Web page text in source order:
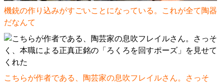
機銃の作り込みがすごいことになっている。これが全て陶器
だなんて
こちらが作者である、陶芸家の息吹フレイルさん。さっそ